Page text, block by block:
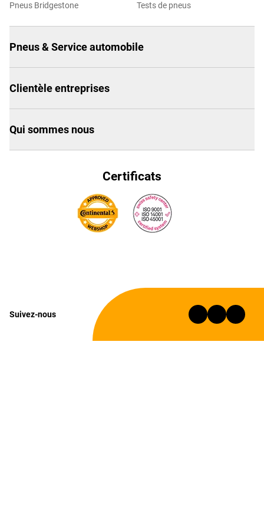
Pneus Bridgestone Tests de pneus
Pneus & Service automobile
Clientèle entreprises
Qui sommes nous
Certificats
Suivez-nous